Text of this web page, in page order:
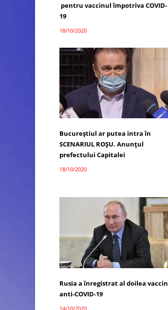
pentru vaccinul împotriva COVID-
19
18/10/2020
Bucureștiul ar putea intra în
SCENARIUL ROȘU. Anunțul
prefectului Capitalei
18/10/2020
Rusia a înregistrat al doilea vaccin
anti-COVID-19
14/10/2020